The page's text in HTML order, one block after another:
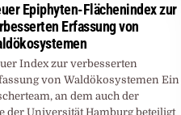
Epiphyten-Flächenindex zur
Erfassung von
Index zur verbesserten
von Waldökosystemen Ein
an dem auch der
der Universität Hamburg beteiligt